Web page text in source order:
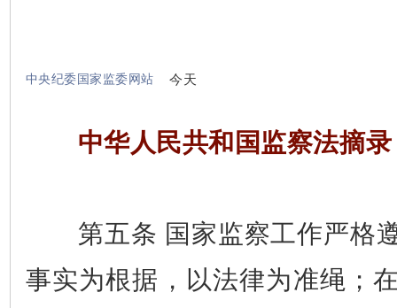
中央纪委国家监委网站 今天
中华人民共和国监察法摘录
第五条 国家监察工作严格
事实为根据，以法律为准绳；